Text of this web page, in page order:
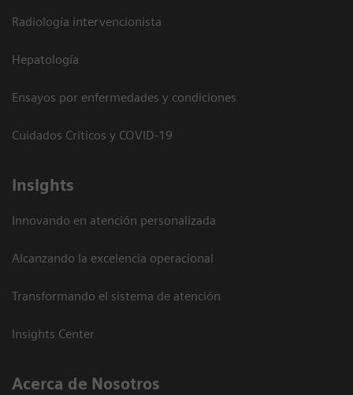
Radiología intervencionista
Hepatología
Ensayos por enfermedades y condiciones
Cuidados Críticos y COVID-19
Insights
Innovando en atención personalizada
Alcanzando la excelencia operacional
Transformando el sistema de atención
Insights Center
Acerca de Nosotros